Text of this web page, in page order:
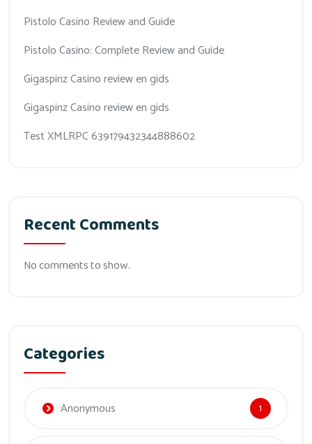
Pistolo Casino Review and Guide
Pistolo Casino: Complete Review and Guide
Gigaspinz Casino review en gids
Gigaspinz Casino review en gids
Test XMLRPC 639179432344888602
Recent Comments
No comments to show.
Categories
Anonymous 1